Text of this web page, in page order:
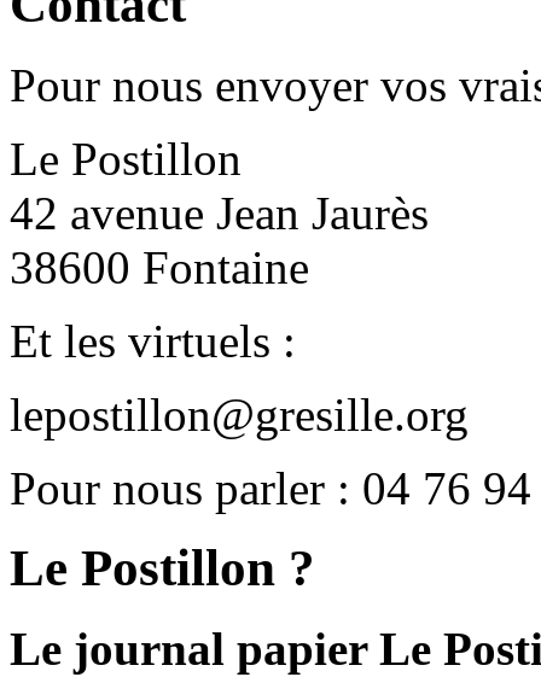
Pour nous envoyer vos
Le Postillon
42 avenue Jean Jaurès
38600 Fontaine
Et les virtuels :
lepostillon@gresille.org
Pour nous parler : 04 76
Le Postillon ?
Le journal papier Le